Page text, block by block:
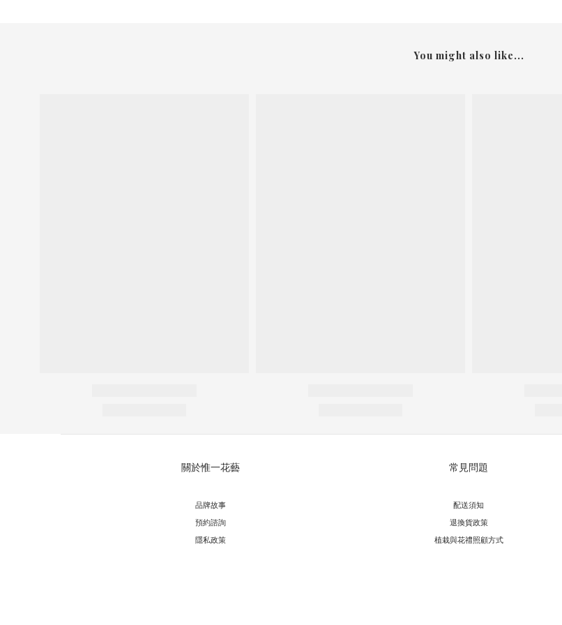
You might also like...
關於惟一花藝
品牌故事
預約諮詢
隱私政策
常見問題
配送須知
退換貨政策
植栽與花禮照顧方式